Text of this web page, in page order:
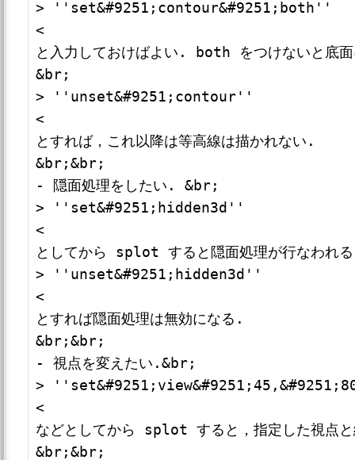
> ''set&#9251;contour&#9251;both''
<
と入力しておけばよい. both をつけないと底
&br;
> ''unset&#9251;contour''
<
とすれば，これ以降は等高線は描かれない.
&br;&br;
- 隠面処理をしたい. &br;
> ''set&#9251;hidden3d''
<
としてから splot すると隠面処理が行なわれ
> ''unset&#9251;hidden3d''
<
とすれば隠面処理は無効になる.
&br;&br;
- 視点を変えたい.&br;
>
<
などとしてから splot すると，指定した視点
&br;&br;